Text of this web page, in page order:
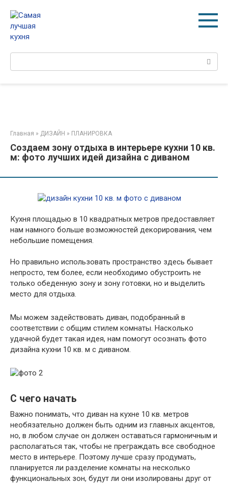
контенту
Поиск:
Главная » ДИЗАЙН » ПЛАНИРОВКА
Создаем зону отдыха в интерьере кухни 10 кв.
м: фото лучших идей дизайна с диваном
Кухня площадью в 10 квадратных метров предоставляет
нам намного больше возможностей декорирования, чем
небольшие помещения.
Но правильно использовать пространство здесь бывает
непросто, тем более, если необходимо обустроить не
только обеденную зону и зону готовки, но и выделить
место для отдыха.
Мы можем задействовать диван, подобранный в
соответствии с общим стилем комнаты. Насколько
удачной будет такая идея, нам помогут осознать фото
дизайна кухни 10 кв. м с диваном.
С чего начать
Важно понимать, что диван на кухне 10 кв. метров
необязательно должен быть одним из главных акцентов,
но, в любом случае он должен оставаться гармоничным и
располагаться так, чтобы не преграждать все свободное
место в интерьере. Поэтому лучше сразу продумать,
планируется ли разделение комнаты на несколько
функциональных зон, будут ли они изолированы друг от